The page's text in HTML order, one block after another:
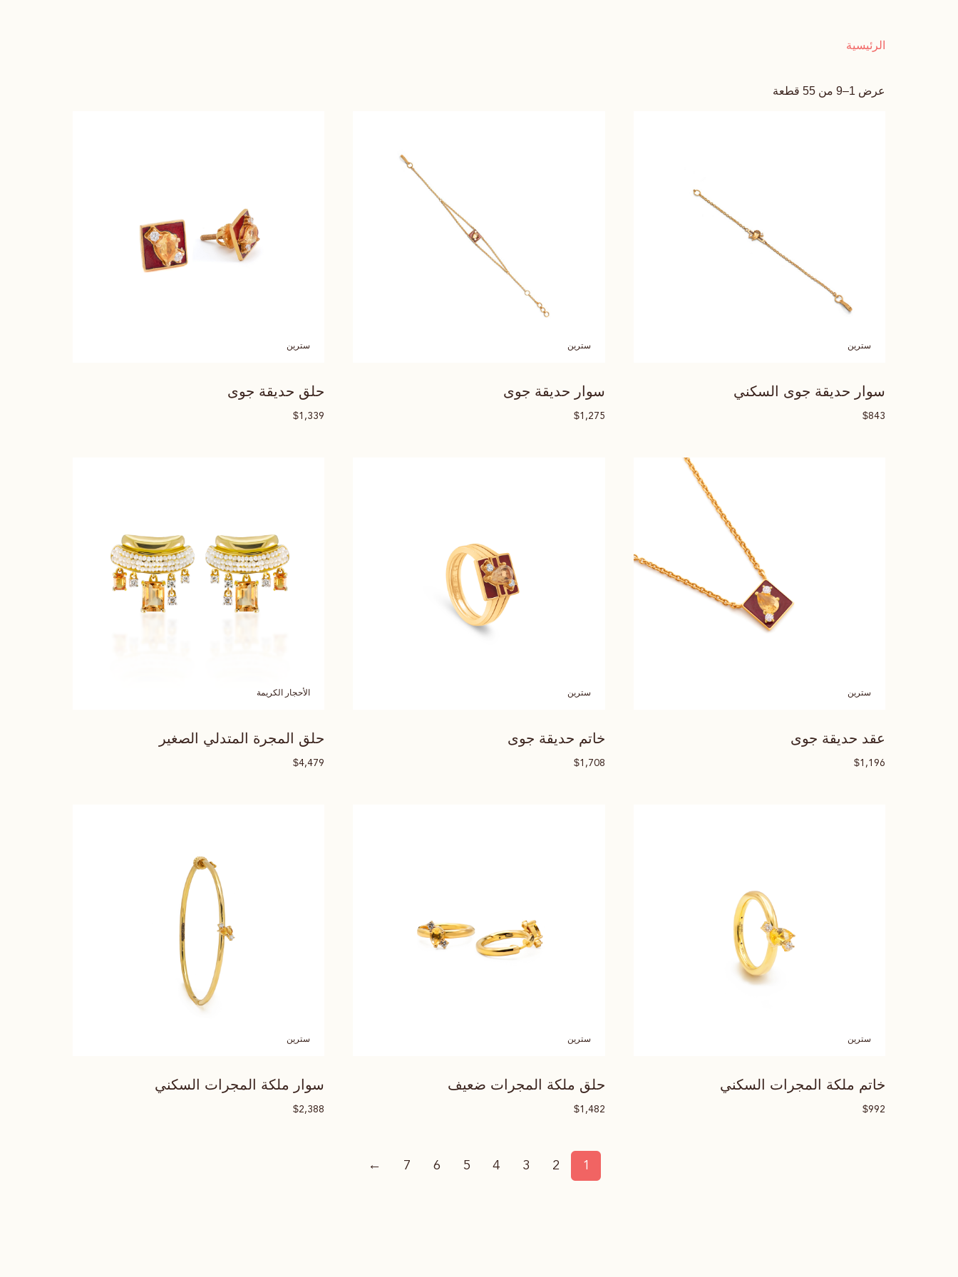
الرئيسية
عرض 1–9 من 55 قطعة
سترين
سوار حديقة جوى السكني
$843
سترين
سوار حديقة جوى
$1,275
سترين
حلق حديقة جوى
$1,339
سترين
عقد حديقة جوى
$1,196
سترين
خاتم حديقة جوى
$1,708
الأحجار الكريمة
حلق المجرة المتدلي الصغير
$4,479
سترين
خاتم ملكة المجرات السكني
$992
سترين
حلق ملكة المجرات ضعيف
$1,482
سترين
سوار ملكة المجرات السكني
$2,388
1
2
3
4
5
6
7
←